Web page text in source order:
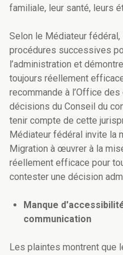
familiale, leur santé, leurs
Selon le Médiateur
procédures successives
l’administration et
toujours réellement
recommande à l’Office
décisions du Conseil du
tenir compte de cette
Médiateur fédéral invite la
Migration à œuvrer à la
réellement efficace pour
contester une décision
Manque
communication
Les plaintes montrent que